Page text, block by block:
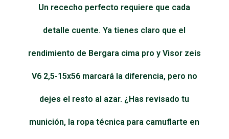
Un rececho perfecto requiere que cada
detalle cuente. Ya tienes claro que el
rendimiento de Bergara cima pro y Visor zeis
V6 2,5-15x56 marcará la diferencia, pero no
dejes el resto al azar. ¿Has revisado tu
munición, la ropa técnica para camuflarte en